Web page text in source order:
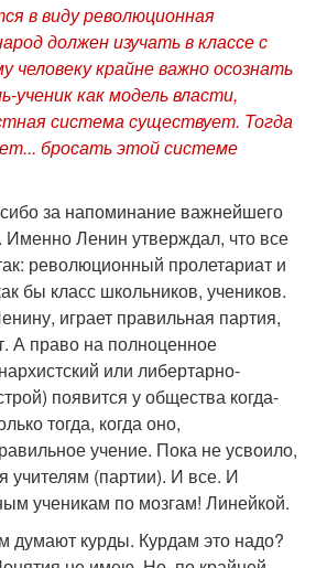
в виду революционная
должен изучать в классе с
человеку крайне важно осознать
ученик как модель власти,
система существует. Тогда
бросать этой системе
за напоминание важнейшего
Ленин утверждал, что все
революционный пролетариат и
бы класс школьников, учеников.
играет правильная партия,
А право на полноценное
или либертарно-
появится у общества когда-
тогда, когда оно,
учение. Пока не усвоило,
учителям (партии). И все. И
ученикам по мозгам! Линейкой.
думают курды. Курдам это надо?